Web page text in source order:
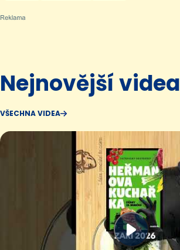
Nejnovější videa
VŠECHNA VIDEA